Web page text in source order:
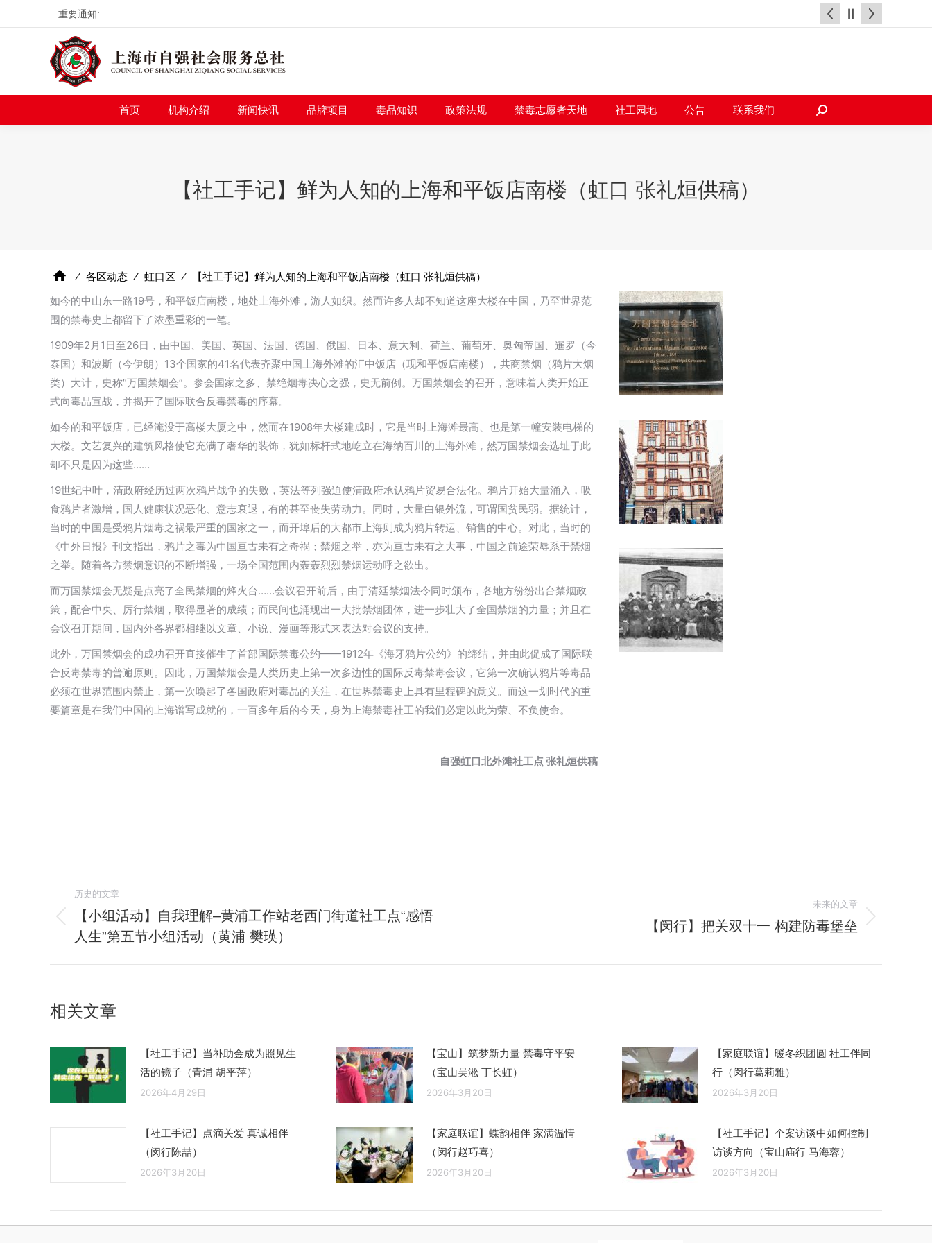
重要通知:
首页 机构介绍 新闻快讯 品牌项目 毒品知识 政策法规 禁毒志愿者天地 社工园地 公告 联系我们
搜
【社工手记】鲜为人知的上海和平饭店南楼（虹口 张礼烜供稿）
⁄ 各区动态 ⁄ 虹口区 ⁄
【社工手记】鲜为人知的上海和平饭店南楼（虹口 张礼烜供稿）
如今的中山东一路19号，和平饭店南楼，地处上海外滩，游人如织。然而许多人却不知道这座大楼在中国，乃至世界范
围的禁毒史上都留下了浓墨重彩的一笔。
1909年2月1日至26日，由中国、美国、英国、法国、德国、俄国、日本、意大利、荷兰、葡萄牙、奥匈帝国、暹罗（今
泰国）和波斯（今伊朗）13个国家的41名代表齐聚中国上海外滩的汇中饭店（现和平饭店南楼），共商禁烟（鸦片大烟
类）大计，史称“万国禁烟会”。参会国家之多、禁绝烟毒决心之强，史无前例。万国禁烟会的召开，意味着人类开始正
式向毒品宣战，并揭开了国际联合反毒禁毒的序幕。
如今的和平饭店，已经淹没于高楼大厦之中，然而在1908年大楼建成时，它是当时上海滩最高、也是第一幢安装电梯的
大楼。文艺复兴的建筑风格使它充满了奢华的装饰，犹如标杆式地屹立在海纳百川的上海外滩，然万国禁烟会选址于此
却不只是因为这些……
19世纪中叶，清政府经历过两次鸦片战争的失败，英法等列强迫使清政府承认鸦片贸易合法化。鸦片开始大量涌入，吸
食鸦片者激增，国人健康状况恶化、意志衰退，有的甚至丧失劳动力。同时，大量白银外流，可谓国贫民弱。据统计，
当时的中国是受鸦片烟毒之祸最严重的国家之一，而开埠后的大都市上海则成为鸦片转运、销售的中心。对此，当时的
《中外日报》刊文指出，鸦片之毒为中国亘古未有之奇祸；禁烟之举，亦为亘古未有之大事，中国之前途荣辱系于禁烟
之举。随着各方禁烟意识的不断增强，一场全国范围内轰轰烈烈禁烟运动呼之欲出。
而万国禁烟会无疑是点亮了全民禁烟的烽火台……会议召开前后，由于清廷禁烟法令同时颁布，各地方纷纷出台禁烟政
策，配合中央、厉行禁烟，取得显著的成绩；而民间也涌现出一大批禁烟团体，进一步壮大了全国禁烟的力量；并且在
会议召开期间，国内外各界都相继以文章、小说、漫画等形式来表达对会议的支持。
此外，万国禁烟会的成功召开直接催生了首部国际禁毒公约——1912年《海牙鸦片公约》的缔结，并由此促成了国际联
合反毒禁毒的普遍原则。因此，万国禁烟会是人类历史上第一次多边性的国际反毒禁毒会议，它第一次确认鸦片等毒品
必须在世界范围内禁止，第一次唤起了各国政府对毒品的关注，在世界禁毒史上具有里程碑的意义。而这一划时代的重
要篇章是在我们中国的上海谱写成就的，一百多年后的今天，身为上海禁毒社工的我们必定以此为荣、不负使命。
自强虹口北外滩社工点 张礼烜供稿
章
航
历史的文章
历
史
的
章：
【小组活动】自我理解–黄浦工作站老西门街道社工点“感悟
人生”第五节小组活动（黄浦 樊瑛）
未来的文章
的
【闵行】把关双十一 构建防毒堡垒
相关文章
【社工手记】当补助金成为照见生
活的镜子（青浦 胡平萍）
2026年4月29日
【宝山】筑梦新力量 禁毒守平安
（宝山吴淞 丁长虹）
2026年3月20日
【家庭联谊】暖冬织团圆 社工伴同
行（闵行葛莉雅）
2026年3月20日
【社工手记】点滴关爱 真诚相伴
（闵行陈喆）
2026年3月20日
【家庭联谊】蝶韵相伴 家满温情
（闵行赵巧喜）
2026年3月20日
【社工手记】个案访谈中如何控制
访谈方向（宝山庙行 马海蓉）
2026年3月20日
首页 机构介绍 新闻快讯 品牌项目 毒品知识 政策法规 禁毒志愿者天地 社工园地 公告 联系我们
搜